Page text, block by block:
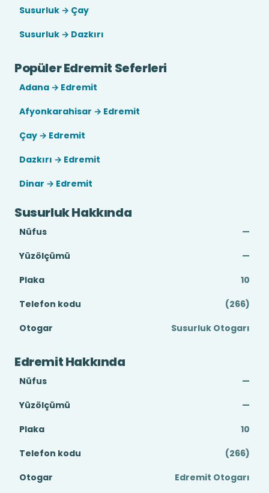
Susurluk → Çay
Susurluk → Dazkırı
Popüler Edremit Seferleri
Adana → Edremit
Afyonkarahisar → Edremit
Çay → Edremit
Dazkırı → Edremit
Dinar → Edremit
Susurluk Hakkında
Nüfus
—
Yüzölçümü
—
Plaka
10
Telefon kodu
(266)
Otogar
Susurluk Otogarı
Edremit Hakkında
Nüfus
—
Yüzölçümü
—
Plaka
10
Telefon kodu
(266)
Otogar
Edremit Otogarı